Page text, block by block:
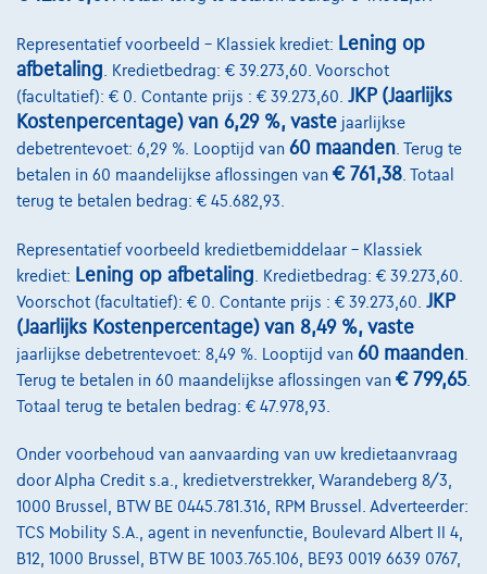
Opel Astra Sports Tourer1.2 turbo gs 130
€20.999 1
Vanaf€317,08/maandmet een laatste maandaflossing
van€6.616,78
Representatief voorbeeld – Klassiek krediet: Lening op
afbetaling . Kredietbedrag: € 39.273,60. Voorschot
(facultatief): € 0. Contante prijs : € 39.273,60. JKP (Jaarlijks
Kostenpercentage) van 6,29 %, vaste jaarlijkse
debetrentevoet: 6,29 %. Looptijd van 60 maanden . Terug te
betalen in 60 maandelijkse aflossingen van € 761,38 . Totaal
terug te betalen bedrag: € 45.682,93.
Representatief voorbeeld kredietbemiddelaar – Klassiek
krediet: Lening op afbetaling . Kredietbedrag: € 39.273,60.
Voorschot (facultatief): € 0. Contante prijs : € 39.273,60. JKP
(Jaarlijks Kostenpercentage) van 8,49 %, vaste
jaarlijkse debetrentevoet: 8,49 %. Looptijd van 60 maanden
Terug te betalen in 60 maandelijkse aflossingen van € 799,65.
Totaal terug te betalen bedrag: € 47.978,93.
Onder voorbehoud van aanvaarding van uw kredietaanvraag
door Alpha Credit s.a., kredietverstrekker, Warandeberg 8/3,
1000 Brussel, BTW BE 0445.781.316, RPM Brussel. Adverteerder:
TCS Mobility S.A., agent in nevenfunctie, Boulevard Albert II 4,
B12, 1000 Brussel, BTW BE 1003.765.106, BE93 0019 6639 0767,